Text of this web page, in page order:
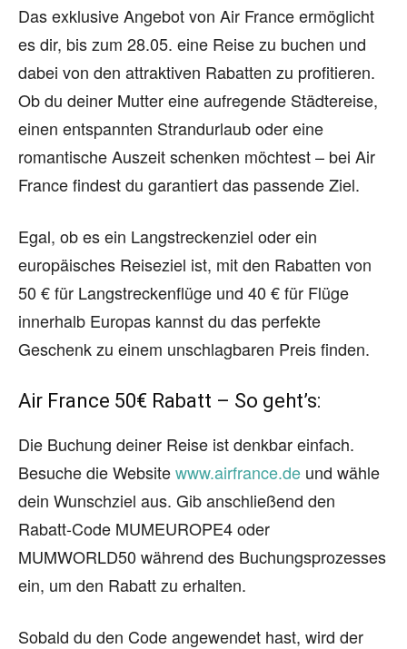
Das exklusive Angebot von Air France ermöglicht
es dir, bis zum 28.05. eine Reise zu buchen und
dabei von den attraktiven Rabatten zu profitieren.
Ob du deiner Mutter eine aufregende Städtereise,
einen entspannten Strandurlaub oder eine
romantische Auszeit schenken möchtest – bei Air
France findest du garantiert das passende Ziel.
Egal, ob es ein Langstreckenziel oder ein
europäisches Reiseziel ist, mit den Rabatten von
50 € für Langstreckenflüge und 40 € für Flüge
innerhalb Europas kannst du das perfekte
Geschenk zu einem unschlagbaren Preis finden.
Air France 50€ Rabatt – So geht’s:
Die Buchung deiner Reise ist denkbar einfach.
Besuche die Websitewww.airfrance.de und wähle
dein Wunschziel aus. Gib anschließend den
Rabatt-Code MUMEUROPE4 oder
MUMWORLD50 während des Buchungsprozesses
ein, um den Rabatt zu erhalten.
Sobald du den Code angewendet hast, wird der